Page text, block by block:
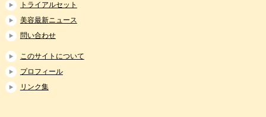
トライアルセット
美容最新ニュース
問い合わせ
このサイトについて
プロフィール
リンク集